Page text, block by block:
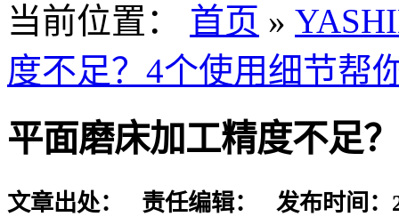
当前位置：
首页 »
度不足？4个使用细节帮
平面磨床加工精度不足
文章出处： 责任编辑： 发布时间：